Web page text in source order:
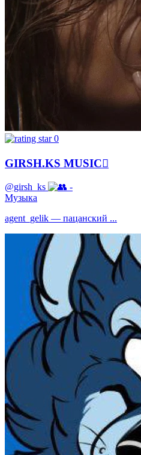
0
GIRSH.KS MUSIC
@girsh_ks
-
Музыка
agent_gelik — пацанский ...